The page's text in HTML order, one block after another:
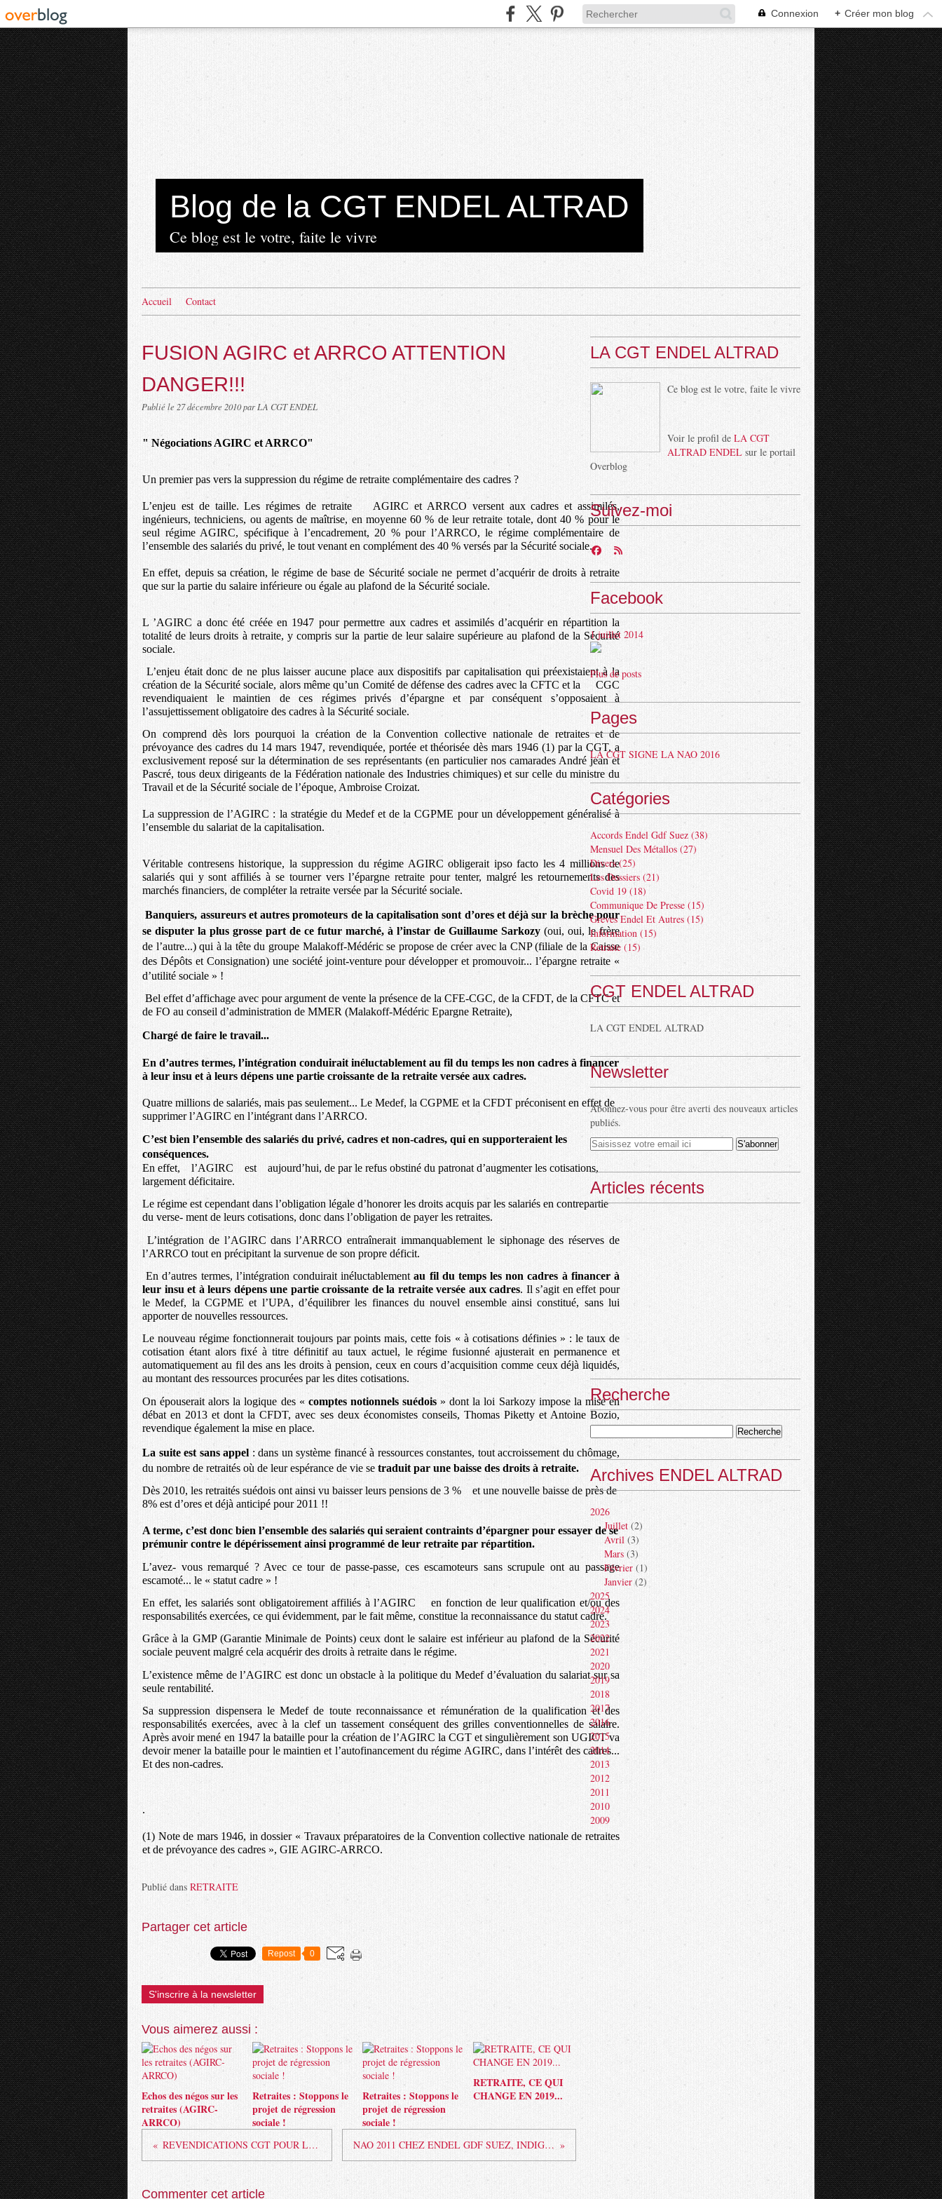
Connexion + Créer mon blog
Blog de la CGT ENDEL ALTRAD
Ce blog est le votre, faite le vivre
Accueil Contact
FUSION AGIRC et ARRCO ATTENTION
DANGER!!!
Publié le 27 décembre 2010par LA CGT ENDEL
" Négociations AGIRC et ARRCO"
Un premier pas vers la suppression du régime de retraite complémentaire des cadres ?
L’enjeu est de taille. Les régimes de retraite AGIRC et ARRCO versent aux cadres et assimilés,
ingénieurs, techniciens, ou agents de maîtrise, en moyenne 60 % de leur retraite totale, dont 40 % pour le
seul régime AGIRC, spécifique à l’encadrement, 20 % pour l’ARRCO, le régime complémentaire de
l’ensemble des salariés du privé, le tout venant en complément des 40 % versés par la Sécurité sociale.
En effet, depuis sa création, le régime de base de Sécurité sociale ne permet d’acquérir de droits à retraite
que sur la partie du salaire inférieure ou égale au plafond de la Sécurité sociale.
L ’AGIRC a donc été créée en 1947 pour permettre aux cadres et assimilés d’acquérir en répartition la
totalité de leurs droits à retraite, y compris sur la partie de leur salaire supérieure au plafond de la Sécurité
sociale.
L’enjeu était donc de ne plus laisser aucune place aux dispositifs par capitalisation qui préexistaient à la
création de la Sécurité sociale, alors même qu’un Comité de défense des cadres avec la CFTC et la CGC
revendiquaient le maintien de ces régimes privés d’épargne et par conséquent s’opposaient à
l’assujettissement obligatoire des cadres à la Sécurité sociale.
On comprend dès lors pourquoi la création de la Convention collective nationale de retraites et de
prévoyance des cadres du 14 mars 1947, revendiquée, portée et théorisée dès mars 1946 (1) par la CGT, a
exclusivement reposé sur la détermination de ses représentants (en particulier nos camarades André jean et
Pascré, tous deux dirigeants de la Fédération nationale des Industries chimiques) et sur celle du ministre du
Travail et de la Sécurité sociale de l’époque, Ambroise Croizat.
La suppression de l’AGIRC : la stratégie du Medef et de la CGPME pour un développement généralisé à
l’ensemble du salariat de la capitalisation.
Véritable contresens historique, la suppression du régime AGIRC obligerait ipso facto les 4 millions de
salariés qui y sont affiliés à se tourner vers l’épargne retraite pour tenter, malgré les retournements des
marchés financiers, de compléter la retraite versée par la Sécurité sociale.
Banquiers, assureurs et autres promoteurs de la capitalisation sont d’ores et déjà sur la brèche pour
se disputer la plus grosse part de ce futur marché, à l’instar de Guillaume Sarkozy (oui, oui, le frère
de l’autre...) qui à la tête du groupe Malakoff-Médéric se propose de créer avec la CNP (filiale de la Caisse
des Dépôts et Consignation) une société joint-venture pour développer et promouvoir... l’épargne retraite «
d’utilité sociale » !
Bel effet d’affichage avec pour argument de vente la présence de la CFE-CGC, de la CFDT, de la CFTC et
de FO au conseil d’administration de MMER (Malakoff-Médéric Epargne Retraite),
Chargé de faire le travail...
En d’autres termes, l’intégration conduirait inéluctablement au fil du temps les non cadres à financer
à leur insu et à leurs dépens une partie croissante de la retraite versée aux cadres.
Quatre millions de salariés, mais pas seulement... Le Medef, la CGPME et la CFDT préconisent en effet de
supprimer l’AGIRC en l’intégrant dans l’ARRCO.
C’est bien l’ensemble des salariés du privé, cadres et non-cadres, qui en supporteraient les
conséquences.
En effet, l’AGIRC est aujourd’hui, de par le refus obstiné du patronat d’augmenter les cotisations,
largement déficitaire.
Le régime est cependant dans l’obligation légale d’honorer les droits acquis par les salariés en contrepartie
du verse- ment de leurs cotisations, donc dans l’obligation de payer les retraites.
L’intégration de l’AGIRC dans l’ARRCO entraînerait immanquablement le siphonage des réserves de
l’ARRCO tout en précipitant la survenue de son propre déficit.
En d’autres termes, l’intégration conduirait inéluctablementau fil du temps les non cadres à financer à
leur insu et à leurs dépens une partie croissante de la retraite versée aux cadres. Il s’agit en effet pour
le Medef, la CGPME et l’UPA, d’équilibrer les finances du nouvel ensemble ainsi constitué, sans lui
apporter de nouvelles ressources.
Le nouveau régime fonctionnerait toujours par points mais, cette fois « à cotisations définies » : le taux de
cotisation étant alors fixé à titre définitif au taux actuel, le régime fusionné ajusterait en permanence et
automatiquement au fil des ans les droits à pension, ceux en cours d’acquisition comme ceux déjà liquidés,
au montant des ressources procurées par les dites cotisations.
On épouserait alors la logique des « comptes notionnels suédois » dont la loi Sarkozy impose la mise en
débat en 2013 et dont la CFDT, avec ses deux économistes conseils, Thomas Piketty et Antoine Bozio,
revendique également la mise en place.
La suite est sans appel : dans un système financé à ressources constantes, tout accroissement du chômage,
du nombre de retraités où de leur espérance de vie se traduit par une baisse des droits à retraite.
Dès 2010, les retraités suédois ont ainsi vu baisser leurs pensions de 3 % et une nouvelle baisse de près de
8% est d’ores et déjà anticipé pour 2011 !!
A terme, c’est donc bien l’ensemble des salariés qui seraient contraints d’épargner pour essayer de se
prémunir contre le dépérissement ainsi programmé de leur retraite par répartition.
L’avez- vous remarqué ? Avec ce tour de passe-passe, ces escamoteurs sans scrupule ont au passage
escamoté... le « statut cadre » !
En effet, les salariés sont obligatoirement affiliés à l’AGIRC en fonction de leur qualification et/ou des
responsabilités exercées, ce qui évidemment, par le fait même, constitue la reconnaissance du statut cadre.
Grâce à la GMP (Garantie Minimale de Points) ceux dont le salaire est inférieur au plafond de la Sécurité
sociale peuvent malgré cela acquérir des droits à retraite dans le régime.
L’existence même de l’AGIRC est donc un obstacle à la politique du Medef d’évaluation du salariat sur sa
seule rentabilité.
Sa suppression dispensera le Medef de toute reconnaissance et rémunération de la qualification et des
responsabilités exercées, avec à la clef un tassement conséquent des grilles conventionnelles de salaire.
Après avoir mené en 1947 la bataille pour la création de l’AGIRC la CGT et singulièrement son UGICT va
devoir mener la bataille pour le maintien et l’autofinancement du régime AGIRC, dans l’intérêt des cadres...
Et des non-cadres.
.
(1) Note de mars 1946, in dossier « Travaux préparatoires de la Convention collective nationale de retraites
et de prévoyance des cadres », GIE AGIRC-ARRCO.
Publié dans RETRAITE
Partager cet article
Repost 0
S'inscrire à la newsletter
Vous aimerez aussi :
Echos des négos sur les
retraites (AGIRC-
ARRCO)
Retraites : Stoppons le
projet de régression
sociale !
Retraites : Stoppons le
projet de régression
sociale !
RETRAITE, CE QUI
CHANGE EN 2019...
REVENDICATIONS CGT POUR LA NAO 2011 NAO 2011 CHEZ ENDEL GDF SUEZ, INDIGNEZ-VOUS !!!
Commenter cet article
LA CGT ENDEL ALTRAD
Ce blog est le votre, faite le vivre
Voir le profil de LA CGT
ALTRAD ENDEL sur le portail
Overblog
Suivez-moi
Facebook
1 juillet 2014
Plus de posts
Pages
LA CGT SIGNE LA NAO 2016
Catégories
Accords Endel Gdf Suez (38)
Mensuel Des Métallos (27)
Divers(25)
Les Dossiers (21)
Covid 19 (18)
Communique De Presse (15)
Greves Endel Et Autres (15)
Information (15)
Retraite (15)
CGT ENDEL ALTRAD
LA CGT ENDEL ALTRAD
Newsletter
Abonnez-vous pour être averti des nouveaux articles
publiés.
Articles récents
Recherche
Archives ENDEL ALTRAD
2026
Juillet (2)
Avril (3)
Mars (3)
Février (1)
Janvier (2)
2025
2024
2023
2022
2021
2020
2019
2018
2017
2016
2015
2014
2013
2012
2011
2010
2009